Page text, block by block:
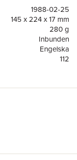
central problems
brings the issues to
baffle and
What Does It
clearly; to ask
possible
1988-02-25
145 x 224 x 17 mm
280 g
Inbunden
Engelska
112